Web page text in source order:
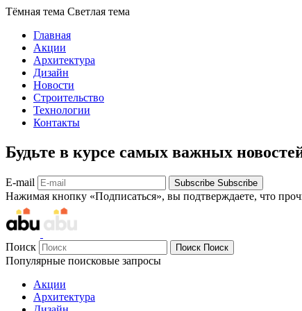
Тёмная тема Светлая тема
Главная
Акции
Архитектура
Дизайн
Новости
Строительство
Технологии
Контакты
Будьте в курсе самых важных
E-mail Subscribe Subscribe
Нажимая кнопку «Подписаться», вы подтверждаете, что
Поиск Поиск Поиск
Популярные поисковые запросы
Акции
Архитектура